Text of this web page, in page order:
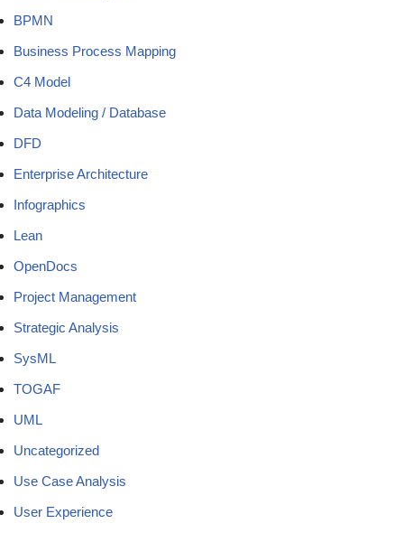
BPMN
Business Process Mapping
C4 Model
Data Modeling / Database
DFD
Enterprise Architecture
Infographics
Lean
OpenDocs
Project Management
Strategic Analysis
SysML
TOGAF
UML
Uncategorized
Use Case Analysis
User Experience